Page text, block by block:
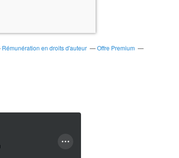
Rémunération en droits d'auteur
Offre Premium